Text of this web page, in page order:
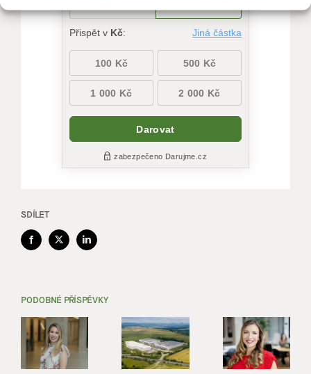
SDÍLET
Facebook
X LinkedIn
PODOBNÉ PŘÍSPĚVKY